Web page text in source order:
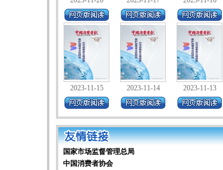
2023-11-15 2023-11-14 2023-11-13
国家市场监督管理总局
中国消费者协会